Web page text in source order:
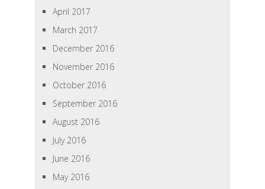
April 2017
March 2017
December 2016
November 2016
October 2016
September 2016
August 2016
July 2016
June 2016
May 2016